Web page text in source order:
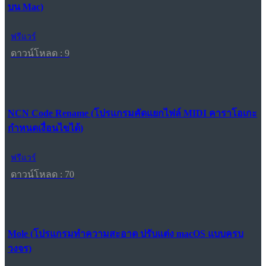
บน Mac)
ฟรีแวร์
ดาวน์โหลด : 9
NCN Code Rename (โปรแกรมคัดแยกไฟล์ MIDI คาราโอเกะ
กำหนดเงื่อนไขได้)
ฟรีแวร์
ดาวน์โหลด : 70
Mole (โปรแกรมทำความสะอาด ปรับแต่ง macOS แบบครบ
วงจร)